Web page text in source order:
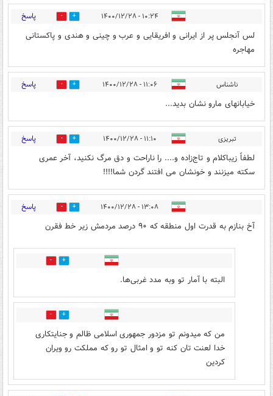
۱۰:۲۴ - ۱۴۰۰/۱۲/۲۸ 5 پاسخ
لس آنجلس پر از ایرانی و افریقایی و عرب و چینی و هندی و پاکستانی
مهاجره
ناشناس ۱۱:۰۶ - ۱۴۰۰/۱۲/۲۸ 7 پاسخ
خیابانهای مارو نشان بدید...
تبریزی ۱۱:۱۰ - ۱۴۰۰/۱۲/۲۸ 4 پاسخ
لطفاً زیباکلام و تاج‌زاده و.... را ناراحت و دق مرگ نکنید، آخر عمری
سکته میزنند و خونشان می افتند گردن شما!!!!
۱۳:۰۸ - ۱۴۰۰/۱۲/۲۸ 1 پاسخ
آخ بنازم به قدرت اول منطقه که ۹۰ درصد مردمش زیر خط فقرن
2
البته با آمار تو وبه مدد غربی‌ها.
1
من که میدونم تو مزدور جمهوری اسلامی ظالم و جنایتکاری
خدا لعنت تان کنه تو و امثال تو رو که مملکت رو ویران
کردین